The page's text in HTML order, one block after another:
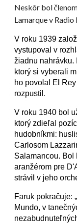
Neskôr bol
Lamarque v Radio
V roku 1939
vystupoval v
žiadnu nahrávku.
ktorý si vyberali
ho povolal El
rozpustil.
V roku 1940 bol
ktorý zdieľal
hudobníkmi:
Carlosom
Salamancou. Bol
aranžérom pre
strávil v jeho
Faruk pokračuje:
Mundo, v